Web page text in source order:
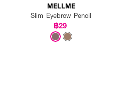
MELLME
Slim Eyebrow Pencil
฿29